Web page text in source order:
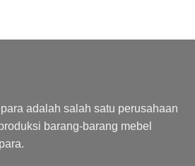
adalah salah satu perusahaan
barang-barang mebel